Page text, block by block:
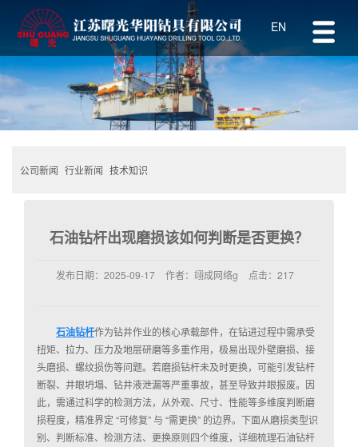
EN
公司新闻 行业新闻 技术知识
石油钻杆出现磨损该如何判断是否更换？
发布日期： 2025-09-17 作者： 翊成网络g 点击： 217
石油钻杆作为钻井作业的核心承载部件，在钻进过程中需承受
扭矩、拉力、压力及地层研磨等多重作用，极易出现外壁磨损、接
头磨损、螺纹损伤等问题。若磨损钻杆未及时更换，可能引发钻杆
断裂、井眼坍塌、钻井液泄漏等严重事故，甚至导致井眼报废。因
此，需通过科学的检测方法，从外观、尺寸、性能等多维度判断磨
损程度，精准界定 “可修复” 与 “需更换” 的边界。下面从磨损类型识
别、判断标准、检测方法、更换原则四个维度，详细梳理石油钻杆